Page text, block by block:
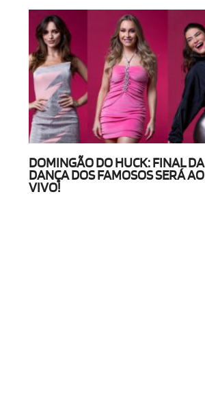
DOMINGÃO DO HUCK: FINAL DA
DANÇA DOS FAMOSOS SERÁ AO
VIVO!